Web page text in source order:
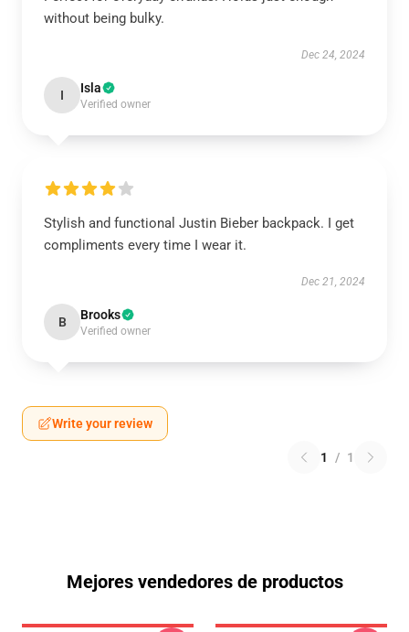
without being bulky.
Dec 24, 2024
I Isla
Verified owner
Stylish and functional Justin Bieber backpack. I get
compliments every time I wear it.
Dec 21, 2024
B Brooks
Verified owner
Write your review
1 / 1
Mejores vendedores de productos